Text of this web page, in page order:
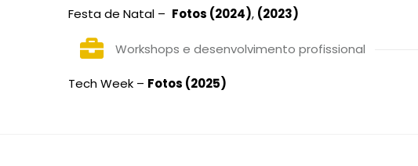
Festa de Natal – Fotos (2024), (2023)
Workshops e desenvolvimento profissional
Tech Week – Fotos (2025)